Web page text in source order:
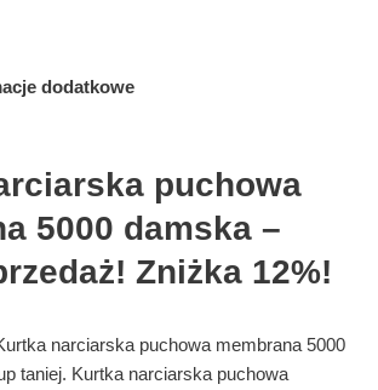
dodatkowe
puchowa
5000 damska –
Zniżka 12%!
narciarska puchowa membrana 5000
taniej. Kurtka narciarska puchowa